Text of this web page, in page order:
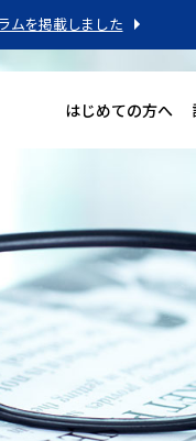
ムを掲載しました
はじめての方へ